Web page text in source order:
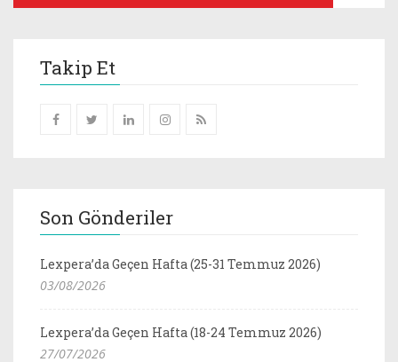
Takip Et
Son Gönderiler
Lexpera’da Geçen Hafta (25-31 Temmuz 2026)
03/08/2026
Lexpera’da Geçen Hafta (18-24 Temmuz 2026)
27/07/2026